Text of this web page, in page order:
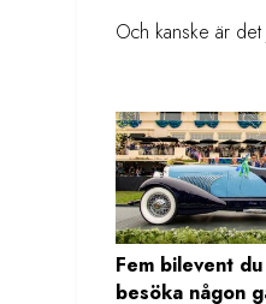
Och kanske är
Fem bilevent
besöka någon